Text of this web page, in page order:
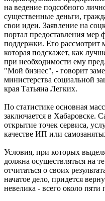
на ведение подсобного
существенные деньги,
свои идеи. Заявление на
портал предоставления мер
поддержки. Его рассмотрит
которая подскажет, как
при необходимости ему
"Мой бизнес", - говорит
министерства социальной
края Татьяна Легких.
По статистике основная
заключается в Хабаровске.
открытие точек сервиса,
качестве ИП или
Условия, при которых
должна осуществляться на
отчитаться о своих
начатое дело, придется
невелика - всего около